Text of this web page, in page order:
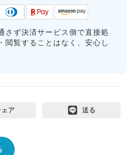
さず決済サービス側で直接処
閲覧することはなく、安心し
ェア 送る